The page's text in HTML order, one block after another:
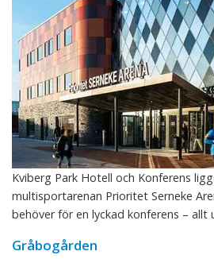
Kviberg Park Hotell och Konferens
multisportarenan Prioritet Serneke
behöver för en lyckad konferens – allt
Gråbogården